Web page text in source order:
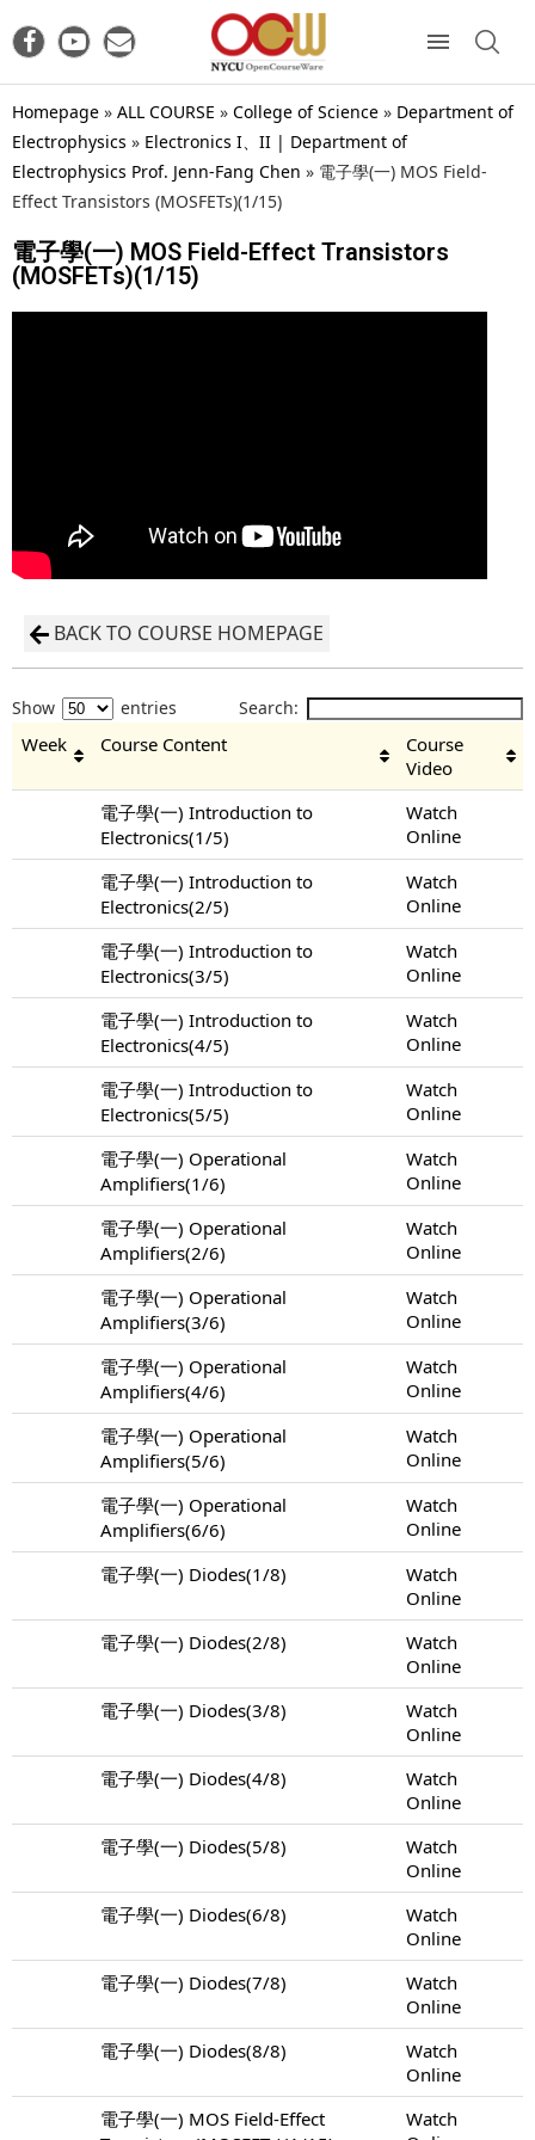
Homepage » ALL COURSE » College of Science » Department of
Electrophysics » Electronics I、II | Department of
Electrophysics Prof. Jenn-Fang Chen » 電子學(一) MOS Field-
Effect Transistors (MOSFETs)(1/15)
電子學(一) MOS Field-Effect Transistors
(MOSFETs)(1/15)
BACK TO COURSE HOMEPAGE
Show entries Search:
Week Course Content
Course
Video
電子學(一) Introduction to
Electronics(1/5)
Watch
Online
電子學(一) Introduction to
Electronics(2/5)
Watch
Online
電子學(一) Introduction to
Electronics(3/5)
Watch
Online
電子學(一) Introduction to
Electronics(4/5)
Watch
Online
電子學(一) Introduction to
Electronics(5/5)
Watch
Online
電子學(一) Operational
Amplifiers(1/6)
Watch
Online
電子學(一) Operational
Amplifiers(2/6)
Watch
Online
電子學(一) Operational
Amplifiers(3/6)
Watch
Online
電子學(一) Operational
Amplifiers(4/6)
Watch
Online
電子學(一) Operational
Amplifiers(5/6)
Watch
Online
電子學(一) Operational
Amplifiers(6/6)
Watch
Online
電子學(一) Diodes(1/8)
Watch
Online
電子學(一) Diodes(2/8)
Watch
Online
電子學(一) Diodes(3/8)
Watch
Online
電子學(一) Diodes(4/8)
Watch
Online
電子學(一) Diodes(5/8)
Watch
Online
電子學(一) Diodes(6/8)
Watch
Online
電子學(一) Diodes(7/8)
Watch
Online
電子學(一) Diodes(8/8)
Watch
Online
電子學(一) MOS Field-Effect
Watch